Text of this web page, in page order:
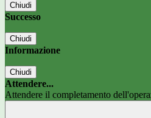
Chiudi
Successo
Chiudi
Informazione
Chiudi
Attendere...
Attendere il completamento